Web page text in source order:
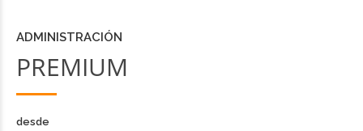
ADMINISTRACIÓN
PREMIUM
desde